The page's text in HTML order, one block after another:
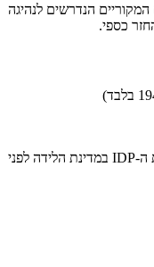
הנדרשים לנהיגה
כספי.
** לא ניתן להנפיק IDP ביפן. חובה להשיג את ה-IDP במדינת הלידה לפני